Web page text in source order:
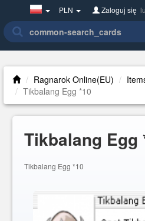
Poland(w
PLN Zaloguj się
Ragnarok Online(EU)
Tikbalang Egg *10
Tikbalang Egg
Tikbalang Egg *10